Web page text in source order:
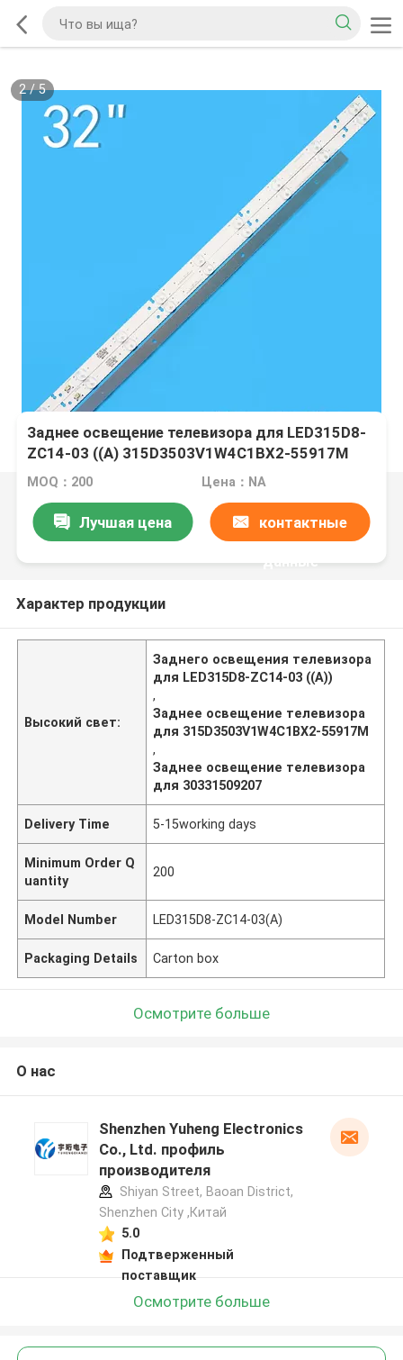
2/5
Заднее освещение телевизора для LED315D8-
ZC14-03 ((A) 315D3503V1W4C1BX2-55917M
30331509207
MOQ：200 Цена：NA
Лучшая цена контактные
данные
Характер продукции
Высокий свет:
Заднего освещения телевизора
для LED315D8-ZC14-03 ((A))
,
Заднее освещение телевизора
для 315D3503V1W4C1BX2-55917M
,
Заднее освещение телевизора
для 30331509207
Delivery Time 5-15working days
Minimum Order Q
uantity
200
Model Number LED315D8-ZC14-03(A)
Packaging Details Carton box
Осмотрите больше
О нас
Shenzhen Yuheng Electronics
Co., Ltd. профиль
производителя
Shiyan Street, Baoan District,
Shenzhen City ,Китай
5.0
Подтверженный
поставщик
Осмотрите больше